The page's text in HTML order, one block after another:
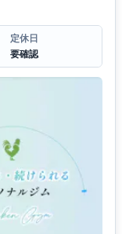
定休日
要確認